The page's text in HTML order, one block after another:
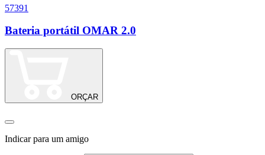
57391
Bateria portátil OMAR 2.0
ORÇAR
Indicar para um amigo